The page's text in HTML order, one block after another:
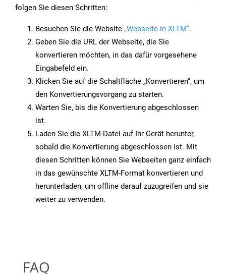
folgen Sie diesen Schritten:
Besuchen Sie die Website „Webseite in XLTM“.
Geben Sie die URL der Webseite, die Sie
konvertieren möchten, in das dafür vorgesehene
Eingabefeld ein.
Klicken Sie auf die Schaltfläche „Konvertieren“, um
den Konvertierungsvorgang zu starten.
Warten Sie, bis die Konvertierung abgeschlossen
ist.
Laden Sie die XLTM-Datei auf Ihr Gerät herunter,
sobald die Konvertierung abgeschlossen ist. Mit
diesen Schritten können Sie Webseiten ganz einfach
in das gewünschte XLTM-Format konvertieren und
herunterladen, um offline darauf zuzugreifen und sie
weiter zu verwenden.
FAQ